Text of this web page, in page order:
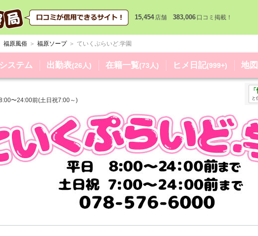
15,454 店舗 383,006 口コミ掲載！
福原風俗 福原ソープ ていくぷらいど.学園
ステム 出勤表(26人) 在籍一覧(73人) ヒメ日記(999+) 地図
〜24:00前(土日祝7:00～) と